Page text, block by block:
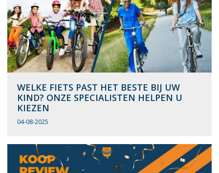
WELKE FIETS PAST HET BESTE BIJ UW
KIND? ONZE SPECIALISTEN HELPEN U
KIEZEN
04-08-2025